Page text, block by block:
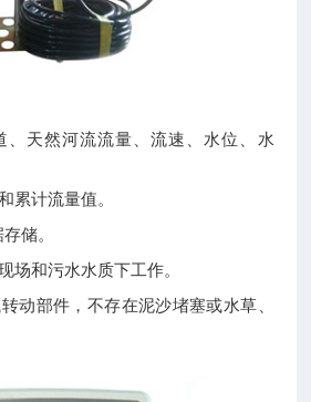
、天然河流流量、流速、水位、水
累计流量值。
储。
场和污水水质下工作。
动部件，不存在泥沙堵塞或水草、